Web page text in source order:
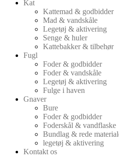
Kat
Kattemad & godbidder
Mad & vandskåle
Legetøj & aktivering
Senge & huler
Kattebakker & tilbehør
Fugl
Foder & godbidder
Foder & vandskåle
Legetøj & aktivering
Fulge i haven
Gnaver
Bure
Foder & godbidder
Foderskål & vandflaske
Bundlag & rede
legetøj & aktivering
Kontakt os